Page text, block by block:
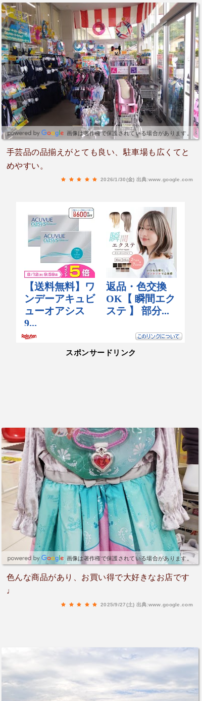
画像は著作権で保護されている場合があります。
手芸品の品揃えがとても良い、駐車場も広くてと
めやすい。
2026/1/30(金) 出典:www.google.com
スポンサードリンク
画像は著作権で保護されている場合があります。
色んな商品があり、お買い得で大好きなお店です
♩
2025/9/27(土) 出典:www.google.com